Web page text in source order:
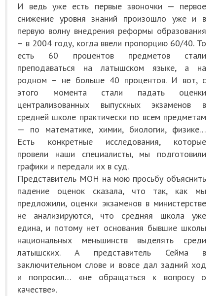
И ведь уже есть первые звоночки — первое
снижение уровня знаний произошло уже и в
первую волну внедрения реформы образования
– в 2004 году, когда ввели пропорцию 60/40. То
есть 60 процентов предметов стали
преподаваться на латышском языке, а на
родном – не больше 40 процентов. И вот, с
этого момента стали падать оценки
централизованных выпускных экзаменов в
средней школе практически по всем предметам
— по математике, химии, биологии, физике…
Есть конкретные исследования, которые
провели наши специалисты, мы подготовили
графики и передали их в суд.
Представитель МОН на мою просьбу объяснить
падение оценок сказала, что так, как мы
предложили, оценки экзаменов в министерстве
не анализируются, что средняя школа уже
едина, и потому нет основания бывшие школы
национальных меньшинств выделять среди
латышских. А представитель Сейма в
заключительном слове и вовсе дал задний ход
и попросил… «не обращаться к вопросу о
качестве».